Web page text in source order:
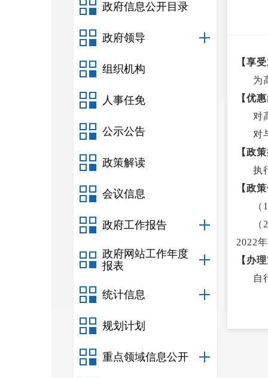
政府信息公开目录
政府领导
组织机构
人事任免
公示公告
政策解读
会议信息
政府工作报告
政府网站工作年度
报表
统计信息
规划计划
重点领域信息公开
【享
为
【优
对
对
【政
执
【政
2022
【办
自